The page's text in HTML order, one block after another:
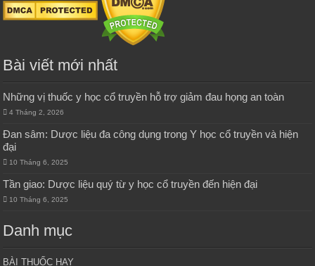
Bài viết mới nhất
Những vị thuốc y học cổ truyền hỗ trợ giảm đau họng an toàn
4 Tháng 2, 2026
Đan sâm: Dược liệu đa công dụng trong Y học cổ truyền và hiện
đại
10 Tháng 6, 2025
Tần giao: Dược liệu quý từ y học cổ truyền đến hiện đại
10 Tháng 6, 2025
Danh mục
BÀI THUỐC HAY